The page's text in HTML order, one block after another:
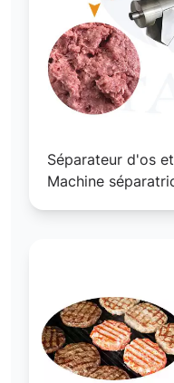
Séparateur d'os
Machine